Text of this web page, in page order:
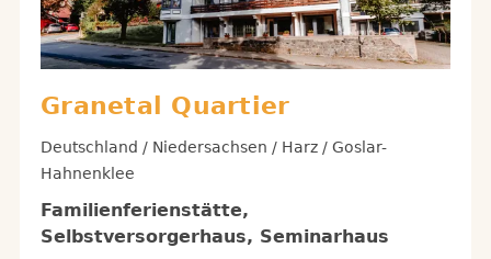
Granetal Quartier
Deutschland / Niedersachsen / Harz / Goslar-
Hahnenklee
Familienferienstätte,
Selbstversorgerhaus, Seminarhaus